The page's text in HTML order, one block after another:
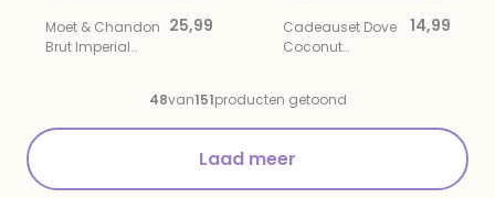
Moet & Chandon
Brut Imperial
25,99
Cadeauset Dove
Coconut
14,99
48van151producten getoond
Laad meer